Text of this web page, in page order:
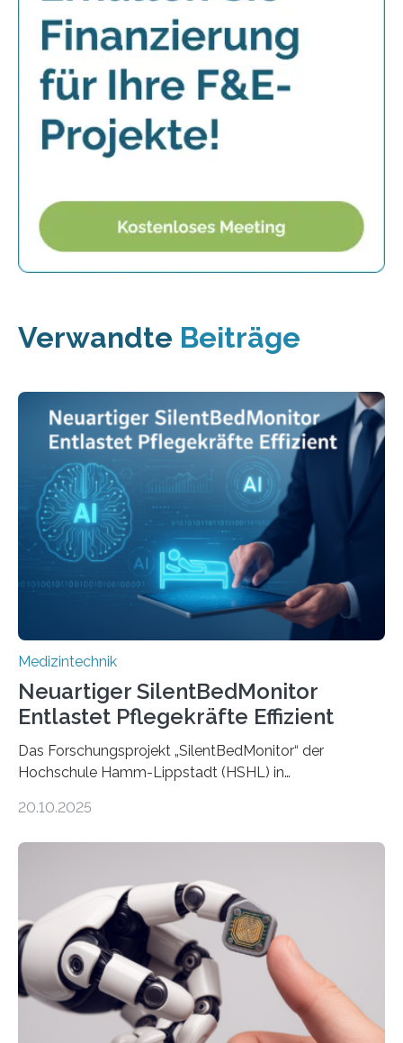
Verwandte Beiträge
Medizintechnik
Neuartiger SilentBedMonitor
Entlastet Pflegekräfte Effizient
Das Forschungsprojekt „SilentBedMonitor“ der
Hochschule Hamm-Lippstadt (HSHL) in
auf Personen ab, die bettlägerig sind oder in ihrer
Entwicklung der Sensorik und Datenübertragung. Die
HSHL verantwortet die wissenschaftliche Begleitung
sowie die KI-gestützte Datenauswertung. Das Ziel ist
die Entwicklung eines berührungslosen
Assistenzsystems, das den Zustand der Person
kontinuierlich erfasst, pflegende Personen unterstützt
und in Notfällen selbstständig Alarm schlägt. „Die Idee
20.10.2025